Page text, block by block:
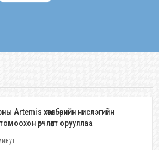
Artemis хөтөлбөрийн нислэгийн
өөрчлөлт орууллаа